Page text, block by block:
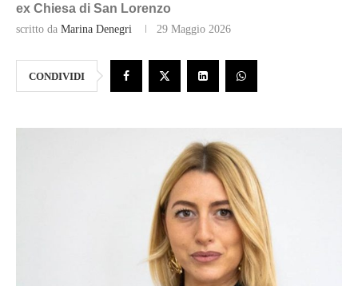
ex Chiesa di San Lorenzo
scritto da Marina Denegri 29 Maggio 2026
CONDIVIDI